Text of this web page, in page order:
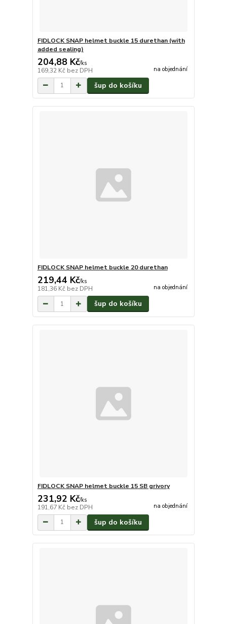
FIDLOCK SNAP helmet buckle 15 durethan (with
added sealing)
204,88 Kč/ks
169,32 Kč bez DPH na objednání
šup do košíku
FIDLOCK SNAP helmet buckle 20 durethan
219,44 Kč/ks
181,36 Kč bez DPH na objednání
šup do košíku
FIDLOCK SNAP helmet buckle 15 SB grivory
231,92 Kč/ks
191,67 Kč bez DPH na objednání
šup do košíku